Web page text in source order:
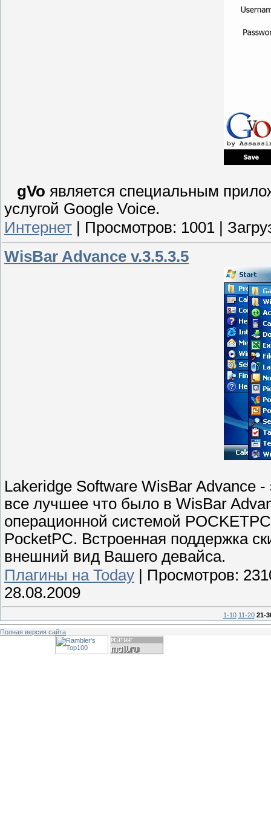
gVo является специальным
услугой Google Voice.
Интернет
Просмотров: 1001
WisBar Advance v.3.5.3.5
Lakeridge Software WisBar Advance -
все лучшее что было в WisBar
операционной системой
PocketPC. Встроенная поддержка
внешний вид Вашего девайса.
Плагины на Today
Просмотров:
28.08.2009
1-10 11-20 21-
Полная версия сайта